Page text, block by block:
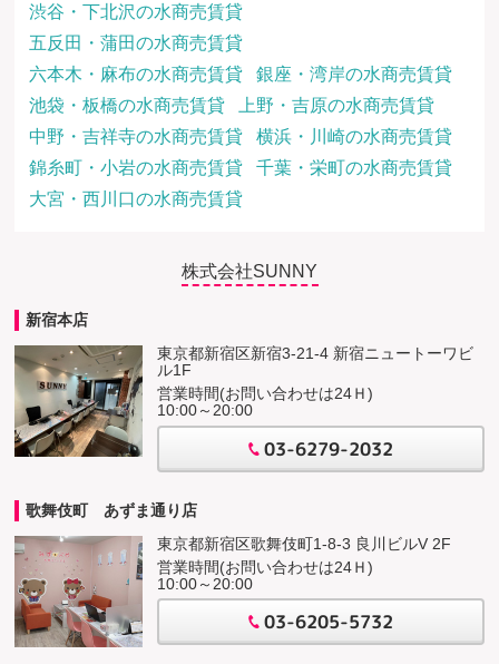
渋谷・下北沢の水商売賃貸
五反田・蒲田の水商売賃貸
六本木・麻布の水商売賃貸
銀座・湾岸の水商売賃貸
池袋・板橋の水商売賃貸
上野・吉原の水商売賃貸
中野・吉祥寺の水商売賃貸
横浜・川崎の水商売賃貸
錦糸町・小岩の水商売賃貸
千葉・栄町の水商売賃貸
大宮・西川口の水商売賃貸
株式会社SUNNY
新宿本店
東京都新宿区新宿3-21-4 新宿ニュートーワビ
ル1F
営業時間(お問い合わせは24Ｈ)
10:00～20:00
03-6279-2032
歌舞伎町 あずま通り店
東京都新宿区歌舞伎町1-8-3 良川ビルV 2F
営業時間(お問い合わせは24Ｈ)
10:00～20:00
03-6205-5732